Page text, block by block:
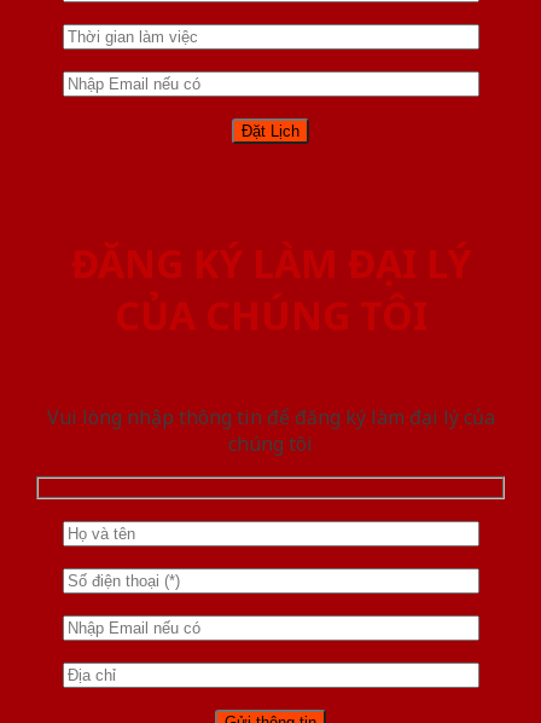
ĐĂNG KÝ LÀM ĐẠI LÝ
CỦA CHÚNG TÔI
Vui lòng nhập thông tin để đăng ký làm đại lý của
chúng tôi